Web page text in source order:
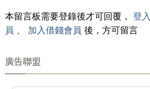
本留言板需要登錄後才可回覆， 登入
員 、 加入借錢會員 後，方可留言
廣告聯盟